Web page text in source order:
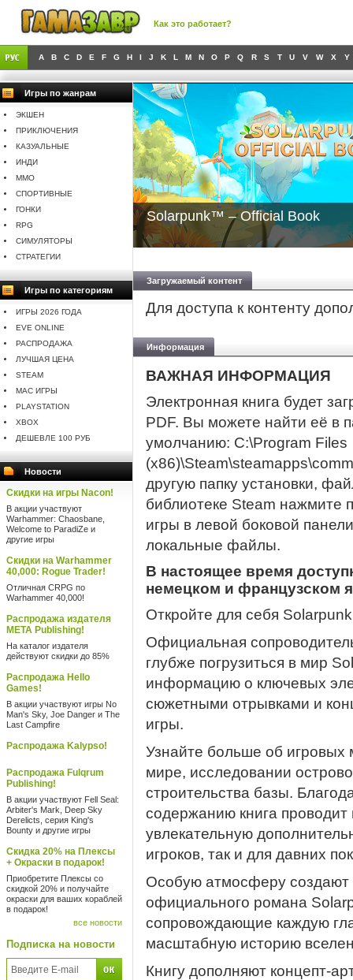
Как это работает?
A B C D E F G H I J K L M N O P Q R S T U V W X Y
Игры по жанрам
ЭКШЕН
ПРИКЛЮЧЕНИЯ
КАЗУАЛЬНЫЕ
ИНДИ
MMO
СПОРТИВНЫЕ
ГОНКИ
RPG
СИМУЛЯТОРЫ
СТРАТЕГИИ
Игры по категориям
ИГРЫ 2026 ГОДА
EVE ONLINE
РАСПРОДАЖА
ЛУЧШАЯ ЦЕНА
STEAM
MAC ИГРЫ
PLAYSTATION
XBOX
ДЕШЕВЛЕ 100 РУБ
Новости
Скидки на игры Nacon!
В акции участвуют
Warhammer: Chaosbane,
Welcome to ParadiZe и
другие игры
Скидки на Warhammer
40,000: Rogue Trader!
Отличная CRPG по
Warhammer 40,000!
Распродажа издателя
META Publishing!
На каталог издателя
действуют скидки до 85%
Распродажа Hello
Games!
В акции участвуют игры No
Man's Sky, Joe Danger и The
Last Campfire
Распродажа Kalypso!
Распродажа Fulqrum
Publishing!
В акции участвуют Fell Seal:
Arbiter's Mark, Deep Sky
Derelicts, серия King's
Bounty и другие игры
Скидка 20% на Плексы
+ Окраски в подарок!
Приобретите Плексы со
скидкой 20% и получайте
окраски для ваших кораблей
в подарок!
все новости
Подписка на новости
Solarpunk™ – Official Book
Загружаемый контент
Для доступа к контенту
Информация
ВАЖНАЯ ИНФОРМАЦИЯ
Электронная книга будет
PDF. Вы можете найти её в
умолчанию: C:\Program Files
другую папку установки,
библиотеке Steam нажмите
игры в левой боковой
локальные файлы.
В настоящее время
немецком и французском
Откройте для себя
Официальная
глубже погрузиться в мир
информацию о ключевых
сюжетными отрывками и
игры.
Узнайте больше об
мире, исследовании
строительства базы.
содержанию книга
увлекательную
игроков, так и для давних
Особую атмосферу создают
официального романа
сопровождающие каждую
масштабную историю
Книгу дополняют концепт-